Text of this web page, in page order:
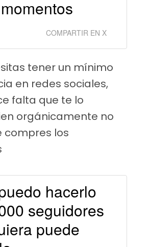
COMPARTIR EN X
tener un mínimo
en redes sociales,
falta que te lo
orgánicamente no
compres los
hacerlo
seguidores
puede